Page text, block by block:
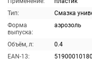
Тип:
Смазка
Форма
выпуска:
аэрозоль
Объём, л:
0.4
EAN-13:
51900010180